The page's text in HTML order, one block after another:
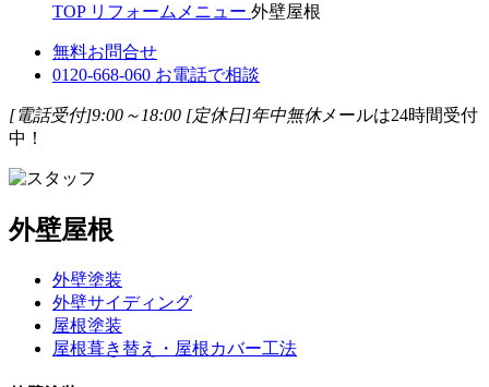
TOP リフォームメニュー 外壁屋根
無料お問合せ
0120-668-060 お電話で相談
[電話受付]9:00～18:00 [定休日]年中無休メールは24時間受付
中！
外壁屋根
外壁塗装
外壁サイディング
屋根塗装
屋根葺き替え・屋根カバー工法